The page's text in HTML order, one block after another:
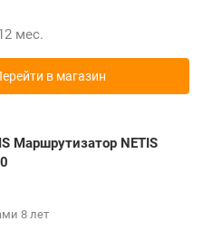
мес.
в магазин
Маршрутизатор NETIS
8 лет